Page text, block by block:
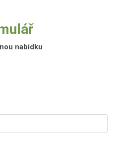
nabídku